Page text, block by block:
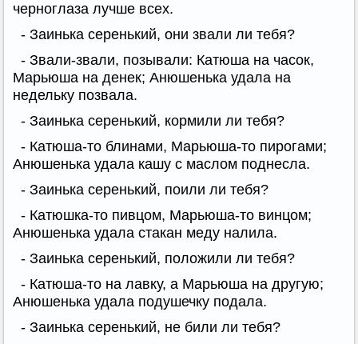
черноглаза лучше всех.
- Заинька серенький, они звали ли тебя?
- Звали-звали, позывали: Катюша на часок,
Марьюша на денек; Анюшенька удала на
недельку позвала.
- Заинька серенький, кормили ли тебя?
- Катюша-то блинами, Марьюша-то пирогами;
Анюшенька удала кашу с маслом поднесла.
- Заинька серенький, поили ли тебя?
- Катюшка-то пивцом, Марьюша-то винцом;
Анюшенька удала стакан меду налила.
- Заинька серенький, положили ли тебя?
- Катюша-то на лавку, а Марьюша на другую;
Анюшенька удала подушечку подала.
- Заинька серенький, не били ли тебя?